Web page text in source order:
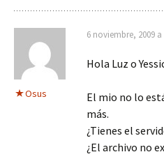
Osus
6 noviembre, 2009 a
Hola Luz o
El mio no lo
más.
¿Tienes el
¿El archivo no